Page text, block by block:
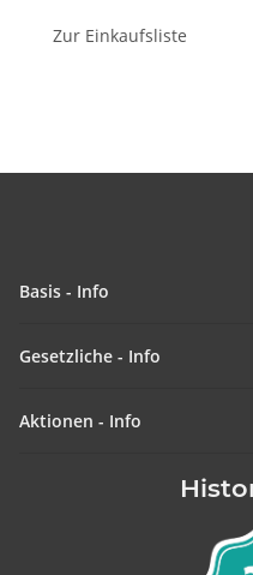
Herbstdeko
Zur Einkaufsliste
Basis - Info
Gesetzliche - Info
Aktionen - Info